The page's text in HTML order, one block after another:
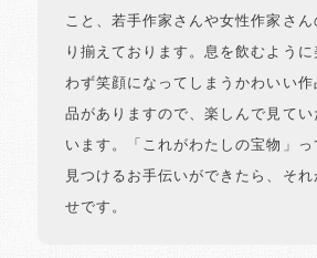
こと、若手作家さんや女性作家さん
り揃えております。息を飲むように
わず笑顔になってしまうかわいい
品がありますので、楽しんで見てい
います。「これがわたしの宝物」っ
見つけるお手伝いができたら、そ
せです。